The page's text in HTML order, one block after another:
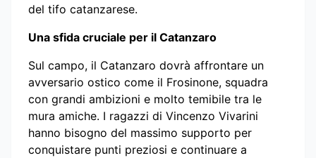
del tifo catanzarese.
Una sfida cruciale per il Catanzaro
Sul campo, il Catanzaro dovrà affrontare un
avversario ostico come il Frosinone, squadra
con grandi ambizioni e molto temibile tra le
mura amiche. I ragazzi di Vincenzo Vivarini
hanno bisogno del massimo supporto per
conquistare punti preziosi e continuare a